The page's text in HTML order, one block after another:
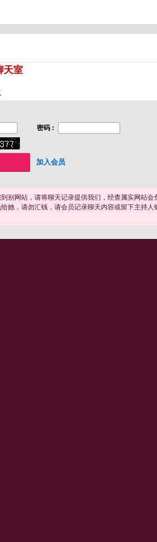
天室
密码 :
加入会员
别网站，请将聊天记录提供我们，经查属实网站会
她，请勿汇钱，请会员记录聊天内容或留下主持